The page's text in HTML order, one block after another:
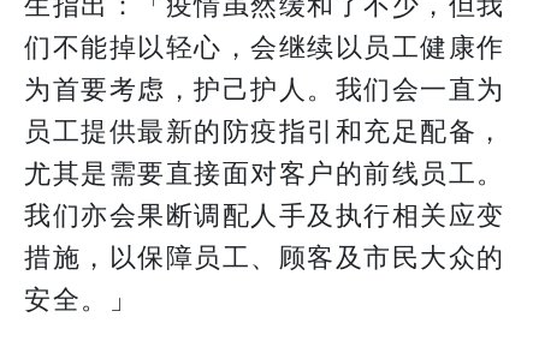
们不能掉以轻心，会继续以员工健康作
为首要考虑，护己护人。我们会一直为
员工提供最新的防疫指引和充足配备，
尤其是需要直接面对客户的前线员工。
我们亦会果断调配人手及执行相关应变
措施，以保障员工、顾客及市民大众的
安全。」